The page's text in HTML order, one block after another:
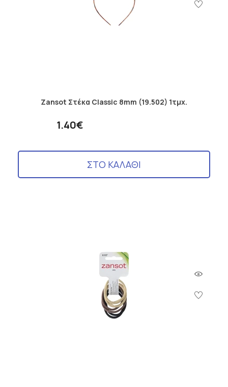
Zansot Στέκα Classic 8mm (19.502) 1τμχ.
1.40€
ΣΤΟ ΚΑΛΑΘΙ